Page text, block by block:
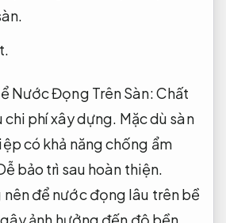
Nước Đọng Trên Sàn:Chất
chi phí xây dựng. Mặc dù sàn
có khả năng chống ẩm
bảo trì sau hoàn thiện.
nên để nước đọng lâu trên bề